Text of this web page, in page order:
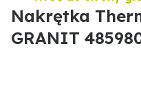
Nakrętka
GRANIT